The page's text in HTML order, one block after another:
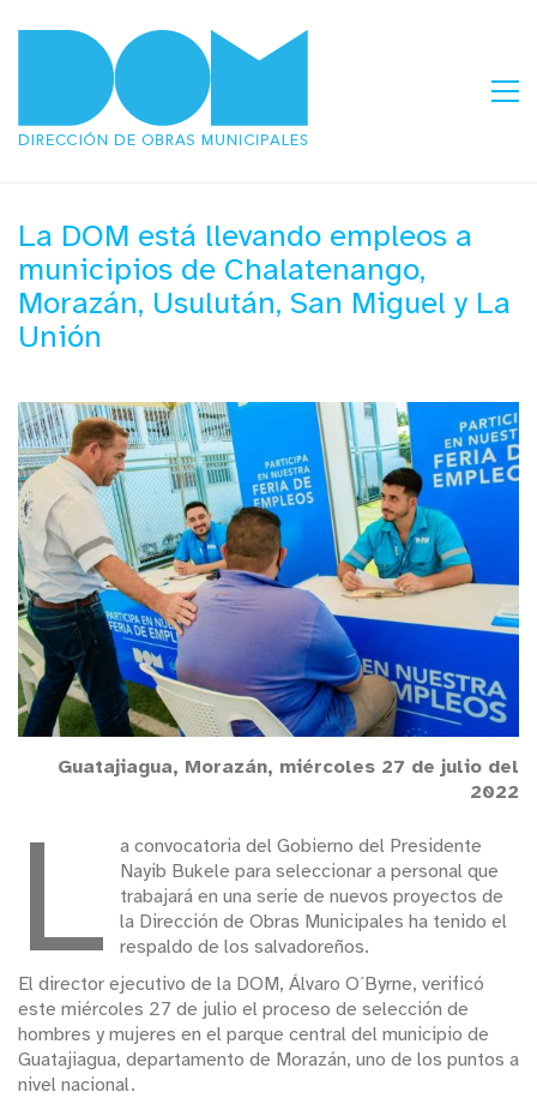
La DOM está llevando empleos a
municipios de Chalatenango,
Morazán, Usulután, San Miguel y La
Unión
Guatajiagua, Morazán, miércoles 27 de julio del
2022
L
a convocatoria del Gobierno del Presidente
Nayib Bukele para seleccionar a personal que
trabajará en una serie de nuevos proyectos de
la Dirección de Obras Municipales ha tenido el
respaldo de los salvadoreños.
El director ejecutivo de la DOM, Álvaro O´Byrne, verificó
este miércoles 27 de julio el proceso de selección de
hombres y mujeres en el parque central del municipio de
Guatajiagua, departamento de Morazán, uno de los puntos a
nivel nacional.